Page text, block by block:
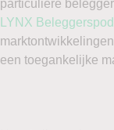
particuliere
LYNX
een toegankelijke